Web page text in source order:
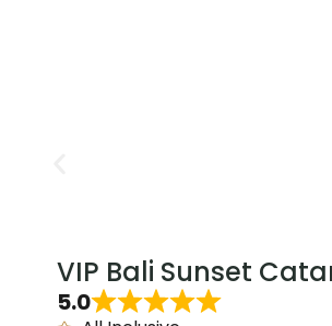
VIP Bali Sunset
5.0